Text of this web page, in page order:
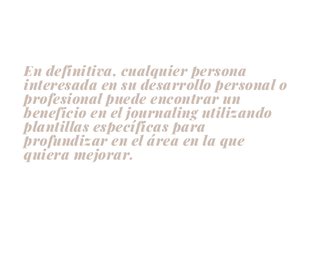
En definitiva, cualquier persona
interesada en su desarrollo personal o
profesional puede encontrar un
beneficio en el journaling utilizando
plantillas específicas para
profundizar en el área en la que
quiera mejorar.